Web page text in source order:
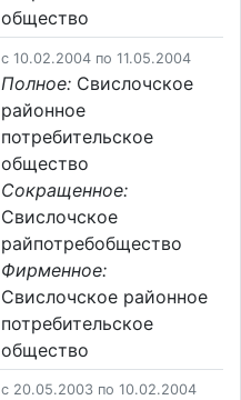
общество
c 10.02.2004 по 11.05.2004
Полное: Свислочское
районное
потребительское
общество
Сокращенное:
Свислочское
райпотребобщество
Фирменное:
Свислочское районное
потребительское
общество
c 20.05.2003 по 10.02.2004